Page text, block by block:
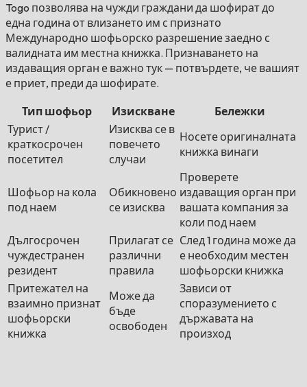
Togo позволява на чужди граждани да шофират до
една година от влизането им с признато
Международно шофьорско разрешение заедно с
валидната им местна книжка. Признаването на
издаващия орган е важно тук — потвърдете, че вашият
е приет, преди да шофирате.
Тип шофьор Изискване
Бележки
Турист /
краткосрочен
посетител
Изисква се в
повечето
случаи
Носете оригиналната
книжка винаги
Шофьор на кола
под наем
Обикновено
се изисква
Проверете
издаващия орган при
вашата компания за
коли под наем
Дългосрочен
чуждестранен
резидент
Прилагат се
различни
правила
След 1 година може да
е необходим местен
шофьорски книжка
Притежател на
взаимно признат
шофьорски
книжка
Може да
бъде
освободен
Зависи от
споразумението с
държавата на
произход